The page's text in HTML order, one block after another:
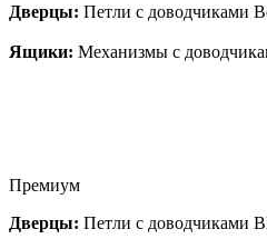
Дверцы: Петли с доводчиками
Ящики: Механизмы с
Премиум
Дверцы: Петли с доводчиками